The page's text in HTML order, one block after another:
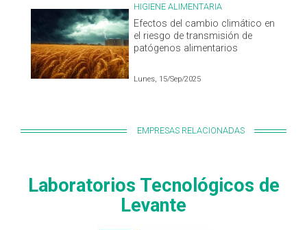
HIGIENE ALIMENTARIA
Efectos del cambio climático en
el riesgo de transmisión de
patógenos alimentarios
Lunes, 15/Sep/2025
EMPRESAS RELACIONADAS
Laboratorios Tecnológicos de
Levante